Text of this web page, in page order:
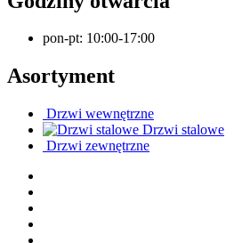
pon-pt: 10:00-17:00
Asortyment
Drzwi wewnętrzne
Drzwi stalowe
Drzwi zewnętrzne